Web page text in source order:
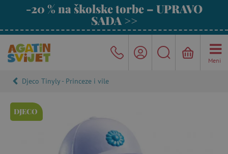
-20 % na školske torbe – UPRAVO
SADA >>
Meni
Djeco Tinyly - Princeze i vile
DJECO